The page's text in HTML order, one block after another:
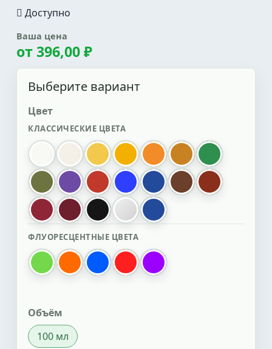
Доступно
Ваша цена
от396,00 ₽
Выберите вариант
Цвет
КЛАССИЧЕСКИЕ ЦВЕТА
белый белый перламутровый
желтыйзолотистыйоранжевый
охра зеленый
болотныйфиолетовый
красныйультрамарин электрик
синийкоричневый
красный
гранатовый
Бордочерныйоранжевый R
Синий R
ФЛУОРЕСЦЕНТНЫЕ ЦВЕТА
зеленый флуоресцентный
оранжевый флуоресцентный
синий флуоресцентный
красный флуоресцентный
фиолетовый
Объём
100 мл